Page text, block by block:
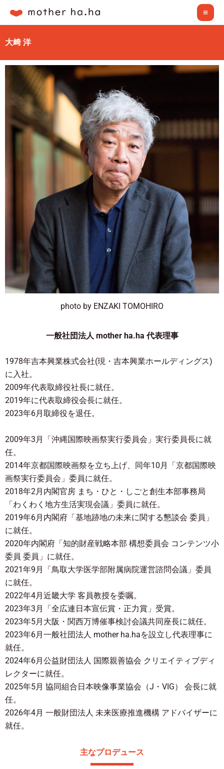
ス
キ
大﨑 洋
s
t
a
m
photo by ENZAKI TOMOHIRO
一般社団法人 mother ha.ha 代表理事
1978年吉本興業株式会社(現・吉本興業ホールディングス)
に入社。
2009年代表取締役社長に就任。
2019年に代表取締役会長に就任。
2023年6月取締役を退任。
2009年3月「沖縄国際映画祭実行委員会」実行委員長に就
任。
2014年京都国際映画祭を立ち上げ、同年10月「京都国際映
画祭実行委員会」委員に就任。
2018年2月内閣官房 まち・ひと・しごと創生本部事務局
「わくわく地方生活実現会議」委員に就任。
2019年6月内閣府「基地跡地の未来に関する懇談会 委員」
に就任。
2020年内閣府「知的財産戦略本部 構想委員会 コンテンツ小
委員 委員」に就任。
2021年9月「鳥取大学医学部附属病院運営諮問会議」委員
に就任。
2022年4月近畿大学 客員教授を委嘱。
2023年3月「全広連日本宣伝賞・正力賞」受賞。
2023年5月大阪・関西万博催事検討会議共同座長に就任。
2023年6月一般社団法人 mother ha.haを設立し代表理事に
就任。
2024年6月公益財団法人 国際親善協会 クリエイティブディ
レクターに就任。
2025年5月 協同組合日本映像事業協会（J・VIG） 会長に就
任。
2026年4月 一般財団法人 未来医療推進機構 アドバイザーに
就任。
主なプロデュース